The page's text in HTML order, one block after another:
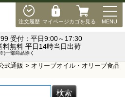
注文履歴 マイページカゴを見る MENU
受付：平日9:00～17:30
料無料 平日14時当日出荷
一部商品除く
式通販 > オリーブオイル・オリーブ食品